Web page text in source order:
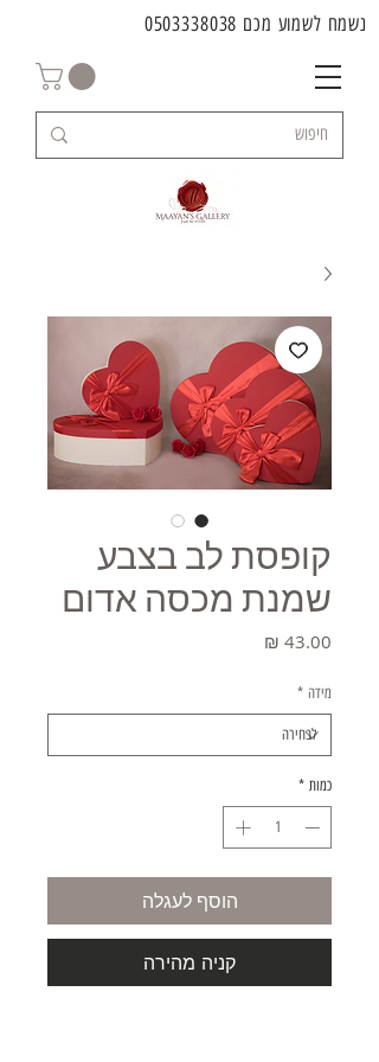
נשמח לשמוע מכם 0503338038
קופסת לב בצבע
שמנת מכסה אדום
מידה *
כמות *
הוסף לעגלה
קניה מהירה